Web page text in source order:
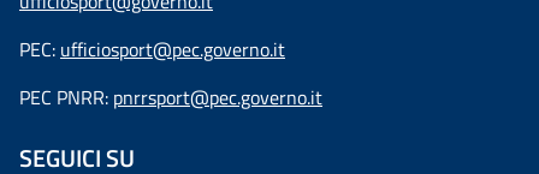
PEC: ufficiosport@pec.governo.it
PEC PNRR: pnrrsport@pec.governo.it
SEGUICI SU